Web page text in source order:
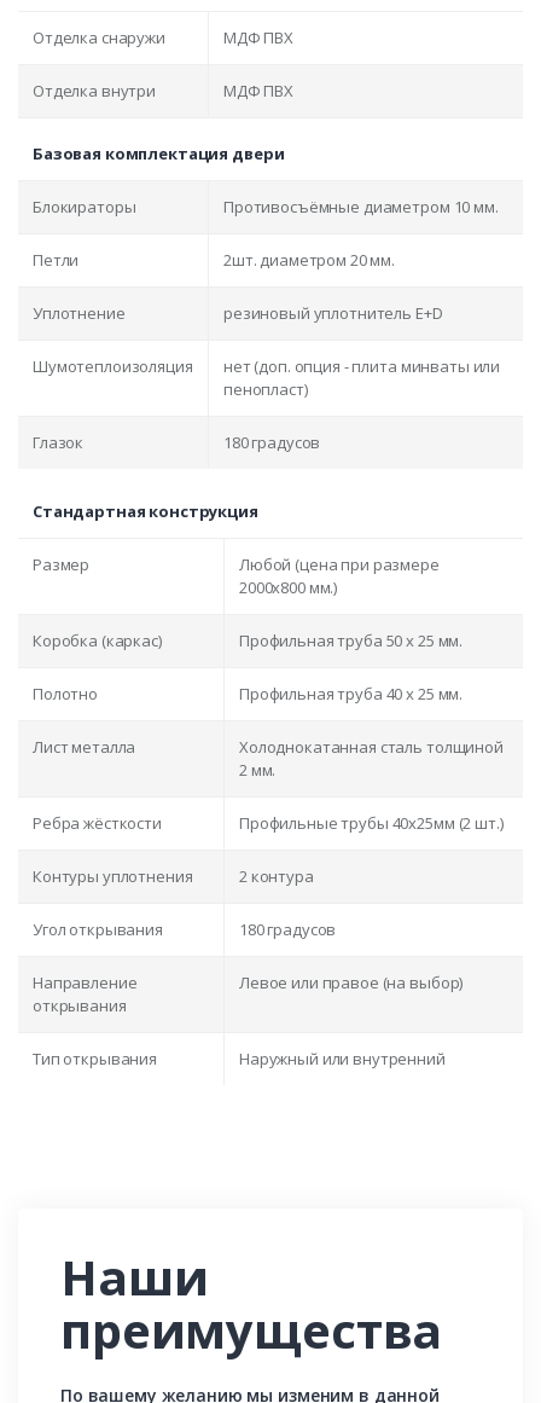
Отделка снаружи МДФ ПВХ
Отделка внутри МДФ ПВХ
Базовая комплектация двери
Блокираторы Противосъёмные диаметром 10 мм.
Петли 2шт. диаметром 20 мм.
Уплотнение резиновый уплотнитель E+D
Шумотеплоизоляция
нет (доп. опция - плита минваты или
пенопласт)
Глазок 180 градусов
Стандартная конструкция
Размер
Любой (цена при размере
2000x800 мм.)
Коробка (каркас) Профильная труба 50 х 25 мм.
Полотно Профильная труба 40 х 25 мм.
Лист металла
Холоднокатанная сталь толщиной
2 мм.
Ребра жёсткости Профильные трубы 40х25мм (2 шт.)
Контуры уплотнения 2 контура
Угол открывания 180 градусов
Направление
открывания
Левое или правое (на выбор)
Тип открывания Наружный или внутренний
Наши
преимущества
По вашему желанию мы изменим в данной